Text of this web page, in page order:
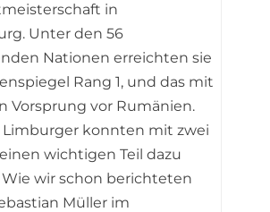
in
Unter den 56
Nationen erreichten sie
Rang 1, und das mit
Vorsprung vor Rumänien.
Limburger konnten mit zwei
wichtigen Teil dazu
wir schon berichteten
Müller im